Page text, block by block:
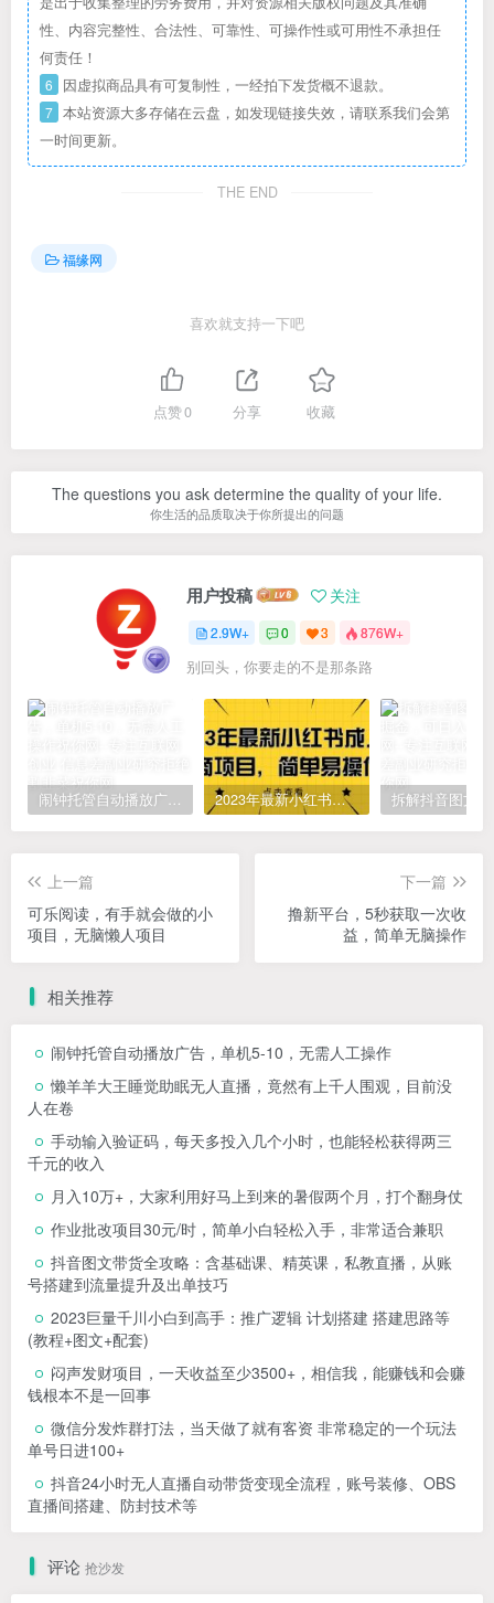
性、内容完整性、合法性、可靠性、可操作性或可用性不承担任
何责任！
6 因虚拟商品具有可复制性，一经拍下发货概不退款。
7 本站资源大多存储在云盘，如发现链接失效，请联系我们会第
一时间更新。
THE END
福缘网
喜欢就支持一下吧
点赞0 分享 收藏
The questions you ask determine the quality of your life.
你生活的品质取决于你所提出的问题
用户投稿 关注
2.9W+ 0 3 876W+
别回头，你要走的不是那条路
闹钟托管自动播放广告，单机5-10，无需人工操作 2023年最新小红书成人电商项目，简单易操作【详细教程】
上一篇
可乐阅读，有手就会做的小
项目，无脑懒人项目
下一篇
撸新平台，5秒获取一次收
益，简单无脑操作
相关推荐
闹钟托管自动播放广告，单机5-10，无需人工操作
懒羊羊大王睡觉助眠无人直播，竟然有上千人围观，目前没
人在卷
手动输入验证码，每天多投入几个小时，也能轻松获得两三
千元的收入
月入10万+，大家利用好马上到来的暑假两个月，打个翻身仗
作业批改项目30元/时，简单小白轻松入手，非常适合兼职
抖音图文带货全攻略：含基础课、精英课，私教直播，从账
号搭建到流量提升及出单技巧
2023巨量千川小白到高手：推广逻辑 计划搭建 搭建思路等
(教程+图文+配套)
闷声发财项目，一天收益至少3500+，相信我，能赚钱和会赚
钱根本不是一回事
微信分发炸群打法，当天做了就有客资 非常稳定的一个玩法
单号日进100+
抖音24小时无人直播自动带货变现全流程，账号装修、OBS
直播间搭建、防封技术等
评论 抢沙发